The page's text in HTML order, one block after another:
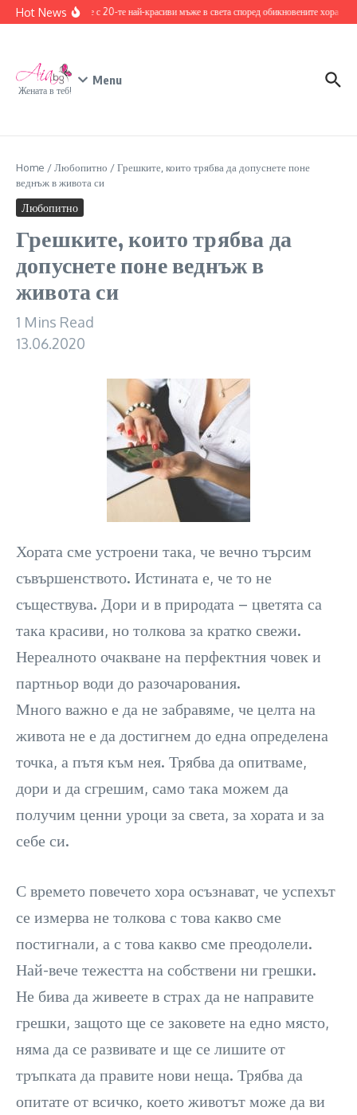
Skip to content
Hot News
Запознайте се с 20-те най-красиви мъже в света според обикновените хора
Жената в теб!
Menu
Home /Любопитно /Грешките, които трябва да допуснете поне
веднъж в живота си
Любопитно
Грешките, които трябва да
допуснете поне веднъж в
живота си
1 Mins Read
13.06.2020
Хората сме устроени така, че вечно търсим
съвършенството. Истината е, че то не
съществува. Дори и в природата – цветята са
така красиви, но толкова за кратко свежи.
Нереалното очакване на перфектния човек и
партньор води до разочарования.
Много важно е да не забравяме, че целта на
живота не е да достигнем до една определена
точка, а пътя към нея. Трябва да опитваме,
дори и да сгрешим, само така можем да
получим ценни уроци за света, за хората и за
себе си.
С времето повечето хора осъзнават, че успехът
се измерва не толкова с това какво сме
постигнали, а с това какво сме преодолели.
Най-вече тежестта на собствени ни грешки.
Не бива да живеете в страх да не направите
грешки, защото ще се заковете на едно място,
няма да се развивате и ще се лишите от
тръпката да правите нови неща. Трябва да
опитате от всичко, което животът може да ви